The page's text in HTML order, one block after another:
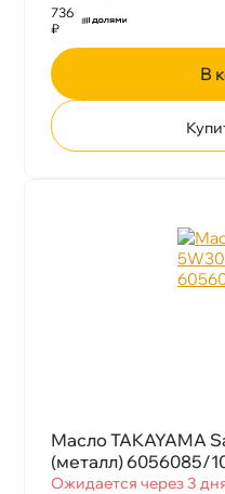
736
₽
Масло TAKAYAMA
(металл) 6056085/
Ожидается через 3